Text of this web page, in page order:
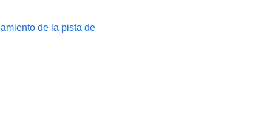
de la pista de